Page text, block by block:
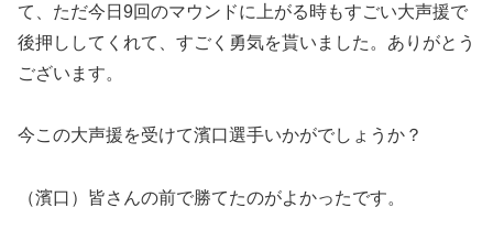
て、ただ今日9回のマウンドに上がる時もすごい大声援で
後押ししてくれて、すごく勇気を貰いました。ありがとう
ございます。
今この大声援を受けて濱口選手いかがでしょうか？
（濱口）皆さんの前で勝てたのがよかったです。